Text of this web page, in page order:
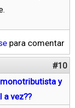
para comentar
#10
monotributista y
a vez??